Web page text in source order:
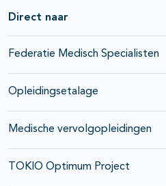
Direct naar
Federatie Medisch Specialisten
Opleidingsetalage
Medische vervolgopleidingen
TOKIO Optimum Project